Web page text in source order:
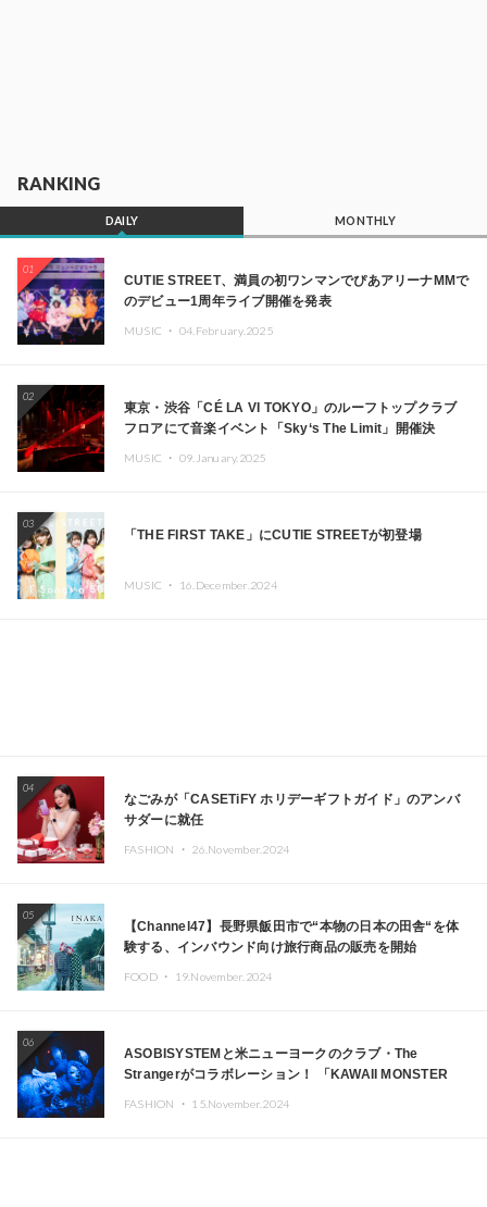
RANKING
DAILY MONTHLY
01
CUTIE STREET、満員の初ワンマンでぴあアリーナMMで
のデビュー1周年ライブ開催を発表
MUSIC ・ 04.February.2025
02
東京・渋谷「CÉ LA VI TOKYO」のルーフトップクラブ
フロアにて音楽イベント「Sky‘s The Limit」開催決
Kza（FORCE OF NATURE）ら日本を代表するDJ・クリ
MUSIC ・ 09.January.2025
03
「THE FIRST TAKE」にCUTIE STREETが初登場
MUSIC ・ 16.December.2024
04
なごみが「CASETiFY ホリデーギフトガイド」のアンバ
サダーに就任
FASHION ・ 26.November.2024
05
【Channel47】長野県飯田市で“本物の日本の田舎“を体
験する、インバウンド向け旅行商品の販売を開始
FOOD ・ 19.November.2024
06
ASOBISYSTEMと米ニューヨークのクラブ・The
Strangerがコラボレーション！ 「KAWAII MONSTER
FASHION ・ 15.November.2024